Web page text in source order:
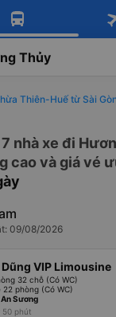
app Vexere ngay!
ưu đãi thành viên độc
app Vexere
ghế khi đặt vé máy
Thủy
Thiên-Huế từ Sài
nhà xe đi
cao và giá vé
09/08/2026
VIP Limousine
32 chỗ (Có WC)
22 phòng (Có WC)
Sương
50 phút